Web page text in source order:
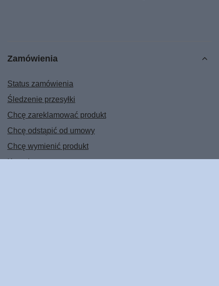
Zamówienia
Status zamówienia
Śledzenie przesyłki
Chcę zareklamować produkt
Chcę odstąpić od umowy
Chcę wymienić produkt
Kontakt